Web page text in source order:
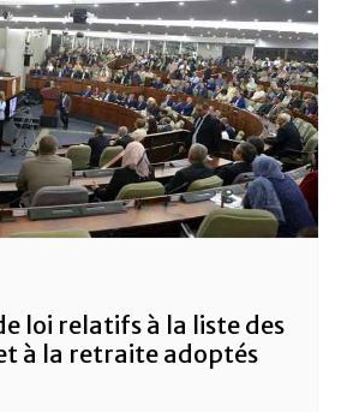
loi relatifs à la liste des
à la retraite adoptés